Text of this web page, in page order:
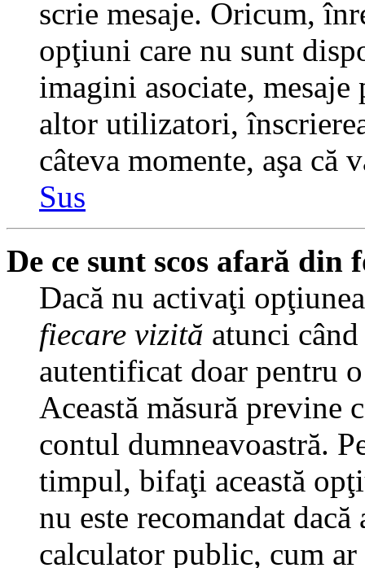
scrie mesaje. Oricum,
opţiuni care nu sunt
imagini asociate,
altor utilizatori,
câteva momente, aşa că
Sus
De ce sunt scos afară din
Dacă nu activaţi
fiecare vizită atunci
autentificat doar pentru
Această măsură previne
contul dumneavoastră.
timpul, bifaţi această
nu este recomandat
calculator public, cum